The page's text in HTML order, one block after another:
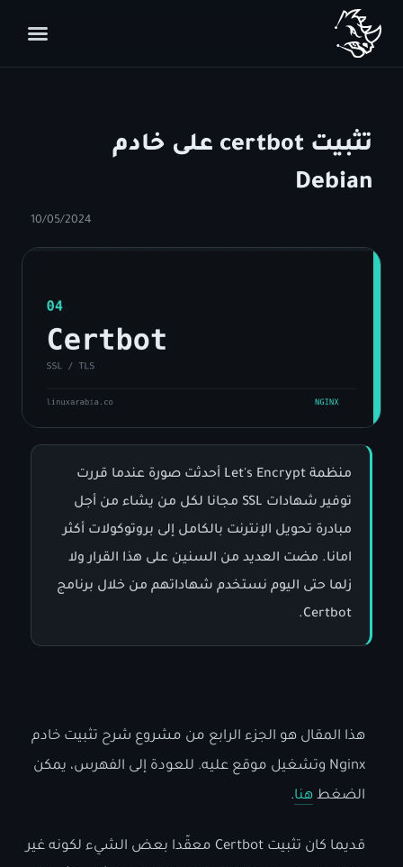
10/05/2024
تثبيت certbot على خادم
Debian
منظمة Let's Encrypt أحدثت صورة عندما قررت
توفير شهادات SSL مجانا لكل من يشاء من أجل
مبادرة تحويل الإنترنت بالكامل إلى بروتوكولات أكثر
امانا. مضت العديد من السنين على هذا القرار ولا
زلما حتى اليوم نستخدم شهاداتهم من خلال برنامج
Certbot.
هذا المقال هو الجزء الرابع من مشروع شرح تثبيت خادم
Nginx وتشغيل موقع عليه. للعودة إلى الفهرس، يمكن
الضغط هنا.
قديما كان تثبيت Certbot معقّدا بعض الشيء لكونه غير